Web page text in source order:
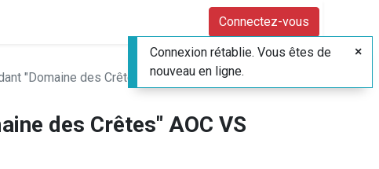
Connectez-vous
"Domaine des Crêtes" AOC VS Vocat*
des Crêtes" AOC VS
Connexion rétablie. Vous êtes de
nouveau en ligne.